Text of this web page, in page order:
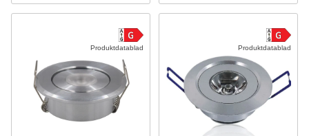
Produktdatablad Produktdatablad